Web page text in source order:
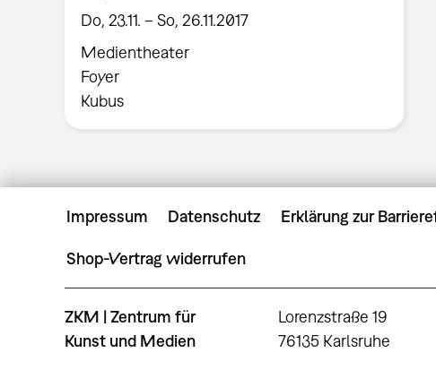
Do, 23.11. – So, 26.11.2017
Medientheater
Foyer
Kubus
Impressum Datenschutz Erklärung zur
Shop-Vertrag widerrufen
ZKM | Zentrum für
Kunst und Medien
Lorenzstraße 19
76135 Karlsruhe